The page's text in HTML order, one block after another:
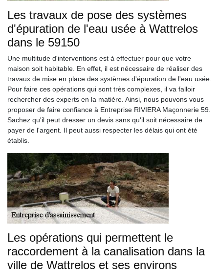
Les travaux de pose des systèmes
d'épuration de l'eau usée à Wattrelos
dans le 59150
Une multitude d'interventions est à effectuer pour que votre
maison soit habitable. En effet, il est nécessaire de réaliser des
travaux de mise en place des systèmes d'épuration de l'eau usée.
Pour faire ces opérations qui sont très complexes, il va falloir
rechercher des experts en la matière. Ainsi, nous pouvons vous
proposer de faire confiance à Entreprise RIVIERA Maçonnerie 59.
Sachez qu'il peut dresser un devis sans qu'il soit nécessaire de
payer de l'argent. Il peut aussi respecter les délais qui ont été
établis.
Les opérations qui permettent le
raccordement à la canalisation dans la
ville de Wattrelos et ses environs